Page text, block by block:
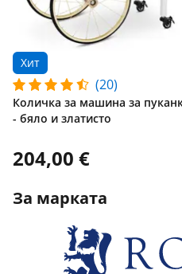
Хит
(20)
Количка за машина за
- бяло и златисто
204,00 €
За марката